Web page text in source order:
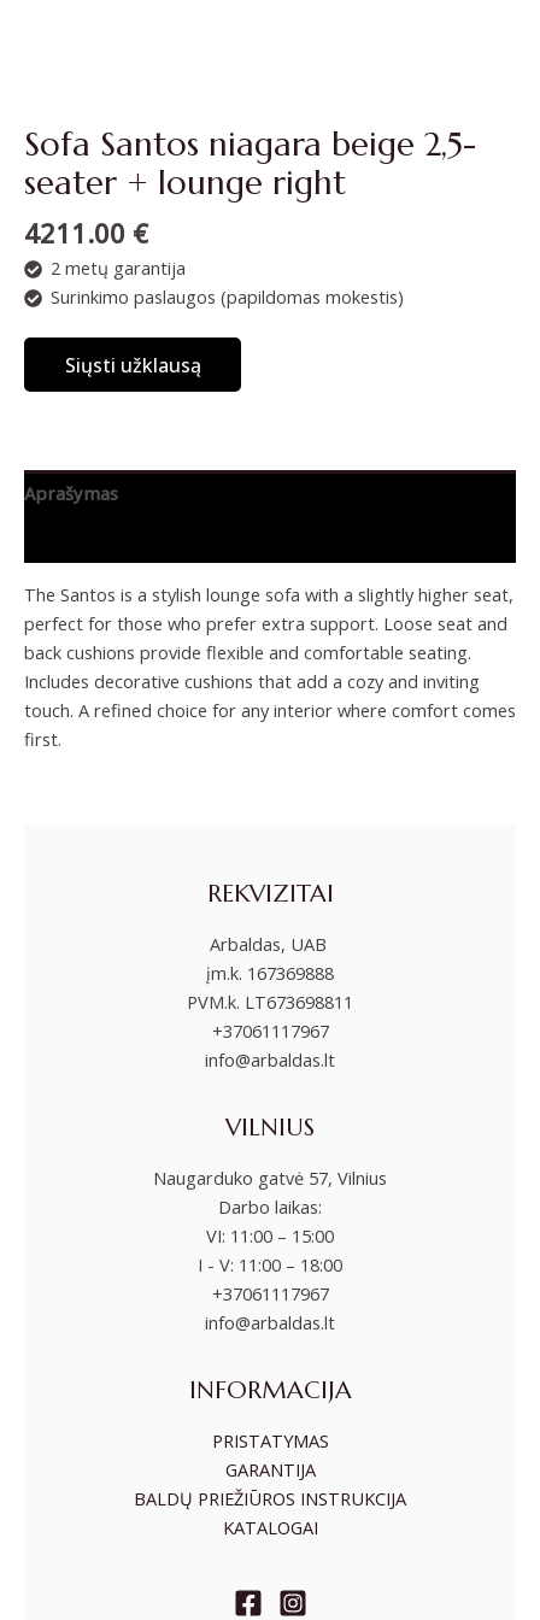
Sofa Santos niagara beige 2,5-
seater + lounge right
4211.00 €
2 metų garantija
Surinkimo paslaugos (papildomas mokestis)
Siųsti užklausą
Aprašymas
The Santos is a stylish lounge sofa with a slightly higher seat,
perfect for those who prefer extra support. Loose seat and
back cushions provide flexible and comfortable seating.
Includes decorative cushions that add a cozy and inviting
touch. A refined choice for any interior where comfort comes
first.
REKVIZITAI
Arbaldas, UAB
įm.k. 167369888
PVM.k. LT673698811
+37061117967
info@arbaldas.lt
VILNIUS
Naugarduko gatvė 57, Vilnius
Darbo laikas:
VI: 11:00 – 15:00
I - V: 11:00 – 18:00
+37061117967
info@arbaldas.lt
INFORMACIJA
PRISTATYMAS
GARANTIJA
BALDŲ PRIEŽIŪROS INSTRUKCIJA
KATALOGAI